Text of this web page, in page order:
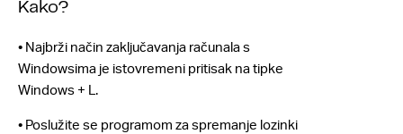
Kako?
• Najbrži način zaključavanja računala s
Windowsima je istovremeni pritisak na tipke
Windows + L.
• Poslužite se programom za spremanje lozinki